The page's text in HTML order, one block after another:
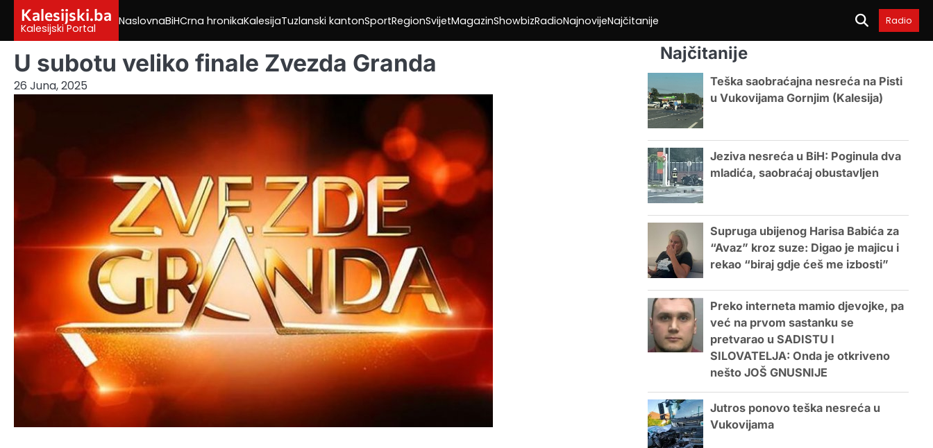
content
Kalesijski.ba
Kalesijski Portal
NaslovnaBiHCrna hronikaKalesijaTuzlanski kantonSportRegionSvijetMagazinShowbizRadioNajnovijeNajčitanije Radio
U subotu veliko finale Zvezda Granda
26 Juna, 2025
Najčitanije
Teška saobraćajna nesreća na Pisti
u Vukovijama Gornjim (Kalesija)
Jeziva nesreća u BiH: Poginula dva
mladića, saobraćaj obustavljen
Supruga ubijenog Harisa Babića za
“Avaz” kroz suze: Digao je majicu i
rekao “biraj gdje ćeš me izbosti”
Preko interneta mamio djevojke, pa
već na prvom sastanku se
pretvarao u SADISTU I
SILOVATELJA: Onda je otkriveno
nešto JOŠ GNUSNIJE
Jutros ponovo teška nesreća u
Vukovijama